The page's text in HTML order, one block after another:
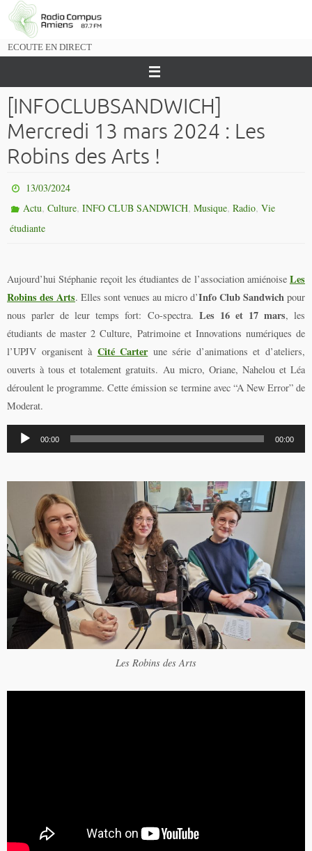
Passer
vers
ECOUTE EN DIRECT
[INFOCLUBSANDWICH]
Mercredi 13 mars 2024 : Les
Robins des Arts !
13/03/2024
Actu,Culture,INFO CLUB SANDWICH,Musique,Radio,Vie
étudiante
Aujourd’hui Stéphanie reçoit les étudiantes de l’association amiénoise Les
Robins des Arts. Elles sont venues au micro d’Info Club Sandwich pour
nous parler de leur temps fort: Co-spectra. Les 16 et 17 mars, les
étudiants de master 2 Culture, Patrimoine et Innovations numériques de
l’UPJV organisent à Cité Carterune série d’animations et d’ateliers,
ouverts à tous et totalement gratuits. Au micro, Oriane, Nahelou et Léa
déroulent le programme. Cette émission se termine avec “A New Error” de
Moderat.
Lecteur
audio
00:00 00:00
Les Robins des Arts